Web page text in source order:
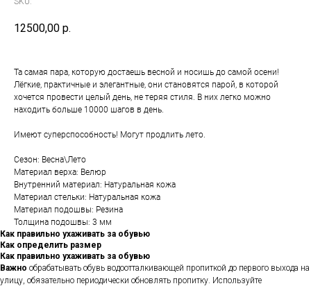
12500,00 р.
Та самая пара, которую достаешь весной и носишь до самой осени!
Лёгкие, практичные и элегантные, они становятся парой, в которой
хочется провести целый день, не теряя стиля. В них легко можно
находить больше 10000 шагов в день.
Имеют суперспособность! Могут продлить лето.
Сезон: Весна\Лето
Материал верха: Велюр
Внутренний материал: Натуральная кожа
Материал стельки: Натуральная кожа
Материал подошвы: Резина
Толщина подошвы: 3 мм
Как правильно ухаживать за обувью
Как определить размер
Как правильно ухаживать за обувью
Важно обрабатывать обувь водоотталкивающей пропиткой до первого выхода на
улицу, обязательно периодически обновлять пропитку. Используйте